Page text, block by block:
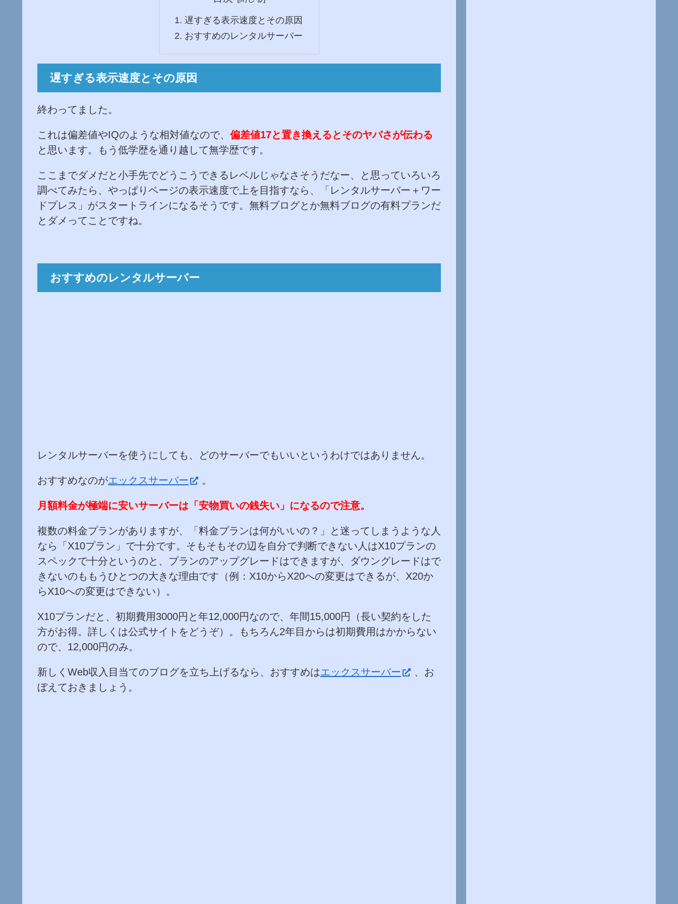
遅すぎる表示速度とその原因
おすすめのレンタルサーバー
遅すぎる表示速度とその原因
終わってました。
これは偏差値やIQのような相対値なので、偏差値17と置き換えるとそのヤバさが伝わる
と思います。もう低学歴を通り越して無学歴です。
ここまでダメだと小手先でどうこうできるレベルじゃなさそうだなー、と思っていろいろ
調べてみたら、やっぱりページの表示速度で上を目指すなら、「レンタルサーバー＋ワー
ドプレス」がスタートラインになるそうです。無料ブログとか無料ブログの有料プランだ
とダメってことですね。
おすすめのレンタルサーバー
レンタルサーバーを使うにしても、どのサーバーでもいいというわけではありません。
おすすめなのがエックスサーバー 。
月額料金が極端に安いサーバーは「安物買いの銭失い」になるので注意。
複数の料金プランがありますが、「料金プランは何がいいの？」と迷ってしまうような人
なら「X10プラン」で十分です。そもそもその辺を自分で判断できない人はX10プランの
スペックで十分というのと、プランのアップグレードはできますが、ダウングレードはで
きないのももうひとつの大きな理由です（例：X10からX20への変更はできるが、X20か
らX10への変更はできない）。
X10プランだと、初期費用3000円と年12,000円なので、年間15,000円（長い契約をした
方がお得。詳しくは公式サイトをどうぞ）。もちろん2年目からは初期費用はかからない
ので、12,000円のみ。
新しくWeb収入目当てのブログを立ち上げるなら、おすすめはエックスサーバー
、お
ぼえておきましょう。